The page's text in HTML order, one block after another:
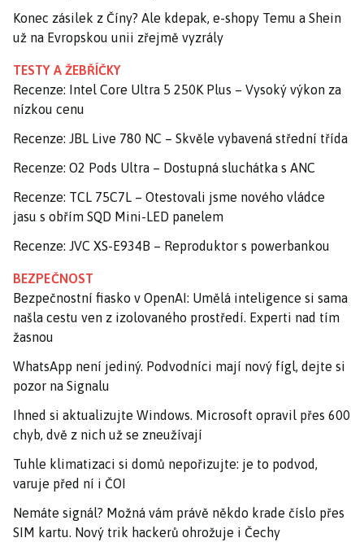
Konec zásilek z Číny? Ale kdepak, e-shopy Temu a Shein
už na Evropskou unii zřejmě vyzrály
TESTY A ŽEBŘÍČKY
Recenze: Intel Core Ultra 5 250K Plus – Vysoký výkon za
nízkou cenu
Recenze: JBL Live 780 NC – Skvěle vybavená střední třída
Recenze: O2 Pods Ultra – Dostupná sluchátka s ANC
Recenze: TCL 75C7L – Otestovali jsme nového vládce
jasu s obřím SQD Mini-LED panelem
Recenze: JVC XS-E934B – Reproduktor s powerbankou
BEZPEČNOST
Bezpečnostní fiasko v OpenAI: Umělá inteligence si sama
našla cestu ven z izolovaného prostředí. Experti nad tím
žasnou
WhatsApp není jediný. Podvodníci mají nový fígl, dejte si
pozor na Signalu
Ihned si aktualizujte Windows. Microsoft opravil přes 600
chyb, dvě z nich už se zneužívají
Tuhle klimatizaci si domů nepořizujte: je to podvod,
varuje před ní i ČOI
Nemáte signál? Možná vám právě někdo krade číslo přes
SIM kartu. Nový trik hackerů ohrožuje i Čechy